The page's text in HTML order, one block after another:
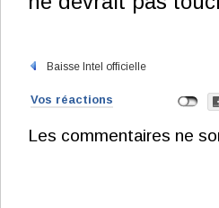
Baisse Intel officielle
Vos réactions
Les commentaires ne